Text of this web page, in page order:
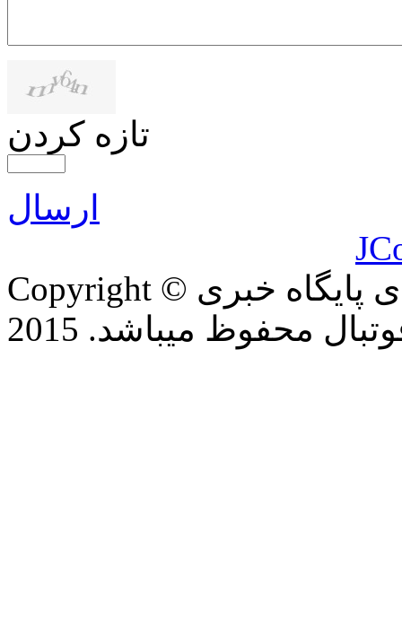
تازه کردن
ارسال
Copyright © تمام حقوق این وب سایت برای پایگاه خبری
محفوظ میباشد. 2015